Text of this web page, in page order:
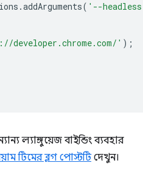
.addArguments( '--
developer.chrome.com/' );
ল্যাঙ্গুয়েজ বাইন্ডিং ব্যবহার
টিমের ব্লগ পোস্টটিদেখুন।